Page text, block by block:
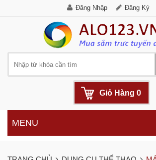
Đăng Nhập Đăng Ký
Giỏ Hàng 0
MENU